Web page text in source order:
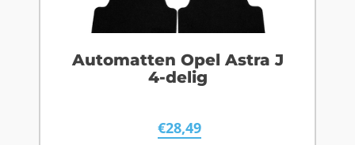
Automatten Opel Astra J
4-delig
€28,49